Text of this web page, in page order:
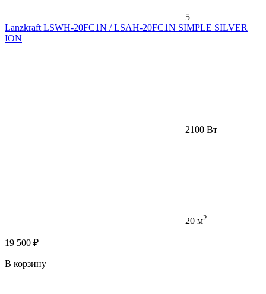
5
Lanzkraft LSWH-20FC1N / LSAH-20FC1N SIMPLE SILVER
ION
2100 Вт
20 м2
19 500 ₽
В корзину